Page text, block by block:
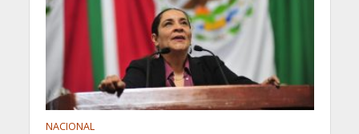
NACIONAL